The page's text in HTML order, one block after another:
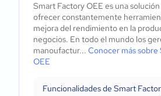
Smart Factory OEE es una
ofrecer constantemente
mejora del rendimiento en la
negocios. En todo el mundo los
manoufactur... Conocer más
OEE
Funcionalidades de Smart